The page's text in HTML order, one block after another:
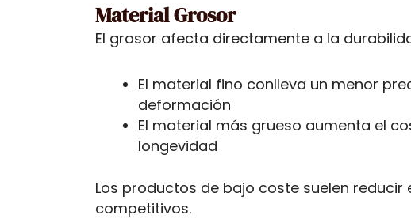
Material Grosor
El grosor afecta directamente a la
El material fino conlleva un menor
deformación
El material más grueso aumenta el
longevidad
Los productos de bajo coste suelen
competitivos.